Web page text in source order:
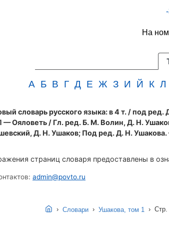
На
А Б В Г Д Е Ж З И Й К Л
словарь русского языка: в 4 т. / под ред.
— Ояловеть / Гл. ред. Б. М. Волин, Д. Н.
Д. Н. Ушаков; Под ред. Д. Н.
страниц словаря предоставлены в
admin@povto.ru
› Словари › Ушакова, том 1 › Стр.